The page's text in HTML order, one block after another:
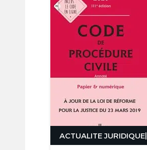
ACTUALITE JURIDIQUE|